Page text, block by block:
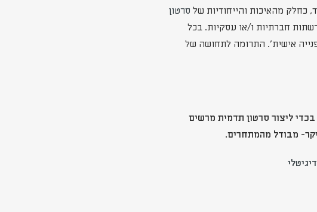
כחלק מהאיכות והייחודיות של סרטון
חברתיות ו/או עסקיות. בכל
אישית'. התרומה לתחושה של
ליצור סרטון תדמית מרשים
מבודל מהמתחרים.